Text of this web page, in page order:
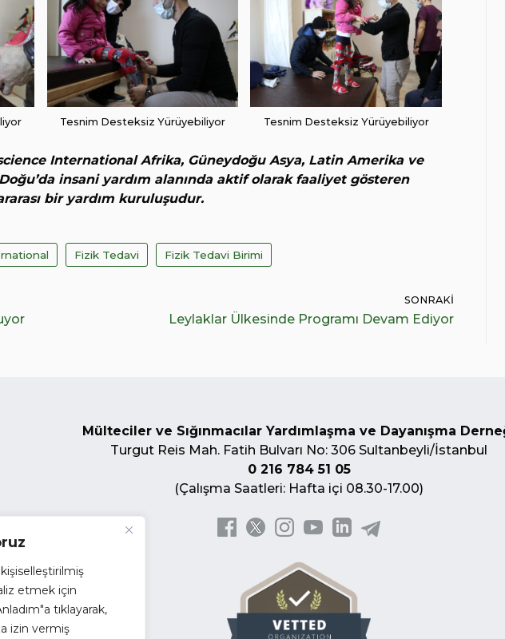
etmek için
tıklayarak,
izin vermiş
Tesnim Desteksiz Yürüyebiliyor Tesnim Desteksiz Yürüyebiliyor
International Afrika, Güneydoğu Asya, Latin Amerika ve
insani yardım alanında aktif olarak faaliyet gösteren
bir yardım kuruluşudur.
Fizik Tedavi Fizik Tedavi Birimi
SONRAKI
Leylaklar Ülkesinde Programı Devam Ediyor
Mülteciler ve Sığınmacılar Yardımlaşma ve Dayanışma
Turgut Reis Mah. Fatih Bulvarı No: 306 Sultanbeyli/İstanbul
0 216 784 51 05
(Çalışma Saatleri: Hafta içi 08.30-17.00)